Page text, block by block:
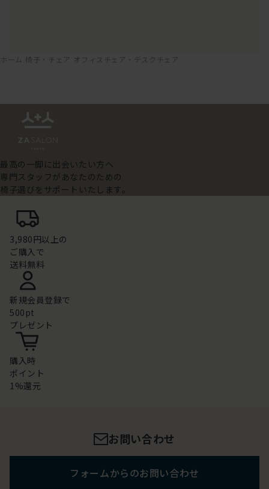
ホーム 椅子・チェア オフィスチェア・デスクチェア
最高の一脚に出会いたい方へ
専門スタッフがあなたのための
椅子選びをサポートいたします。
3,980円以上の
ご購入で
送料無料
新規会員登録で
500pt
プレゼント
購入時
ポイント
1%還元
お問い合わせ
フォームからのお問い合わせ